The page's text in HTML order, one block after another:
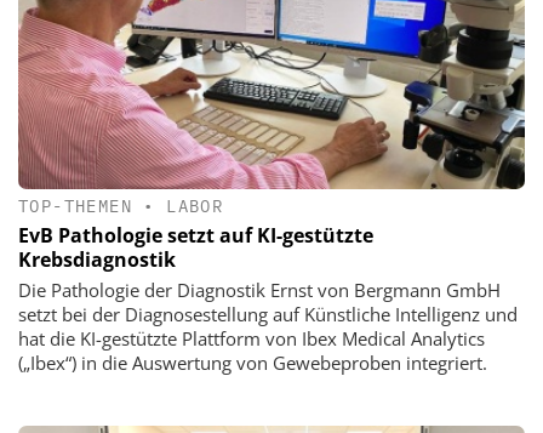
TOP-THEMEN • LABOR
EvB Pathologie setzt auf KI-gestützte
Krebsdiagnostik
Die Pathologie der Diagnostik Ernst von Bergmann GmbH
setzt bei der Diagnosestellung auf Künstliche Intelligenz und
hat die KI-gestützte Plattform von Ibex Medical Analytics
(„Ibex“) in die Auswertung von Gewebeproben integriert.